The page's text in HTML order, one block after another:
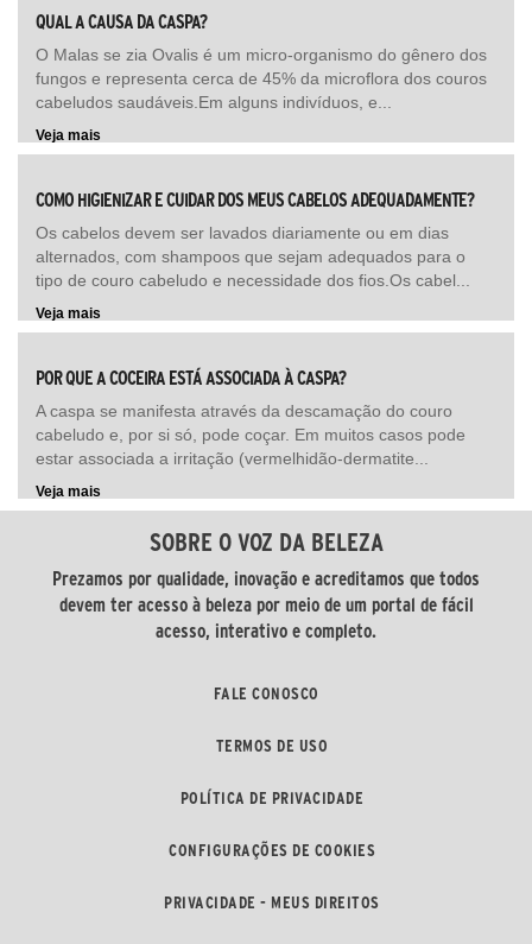
QUAL A CAUSA DA CASPA?
O Malas se zia Ovalis é um micro-organismo do gênero dos
fungos e representa cerca de 45% da microflora dos couros
cabeludos saudáveis.Em alguns indivíduos, e...
Veja mais
COMO HIGIENIZAR E CUIDAR DOS MEUS CABELOS ADEQUADAMENTE?
Os cabelos devem ser lavados diariamente ou em dias
alternados, com shampoos que sejam adequados para o
tipo de couro cabeludo e necessidade dos fios.Os cabel...
Veja mais
POR QUE A COCEIRA ESTÁ ASSOCIADA À CASPA?
A caspa se manifesta através da descamação do couro
cabeludo e, por si só, pode coçar. Em muitos casos pode
estar associada a irritação (vermelhidão-dermatite...
Veja mais
SOBRE O VOZ DA BELEZA
Prezamos por qualidade, inovação e acreditamos que todos
devem ter acesso à beleza por meio de um portal de fácil
acesso, interativo e completo.
FALE CONOSCO
TERMOS DE USO
POLÍTICA DE PRIVACIDADE
CONFIGURAÇÕES DE COOKIES
PRIVACIDADE - MEUS DIREITOS